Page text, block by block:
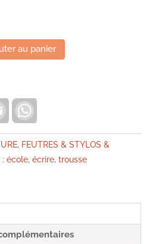
au panier
a
i
l
a
t
s
A
p
, FEUTRES & STYLOS &
école, écrire, trousse